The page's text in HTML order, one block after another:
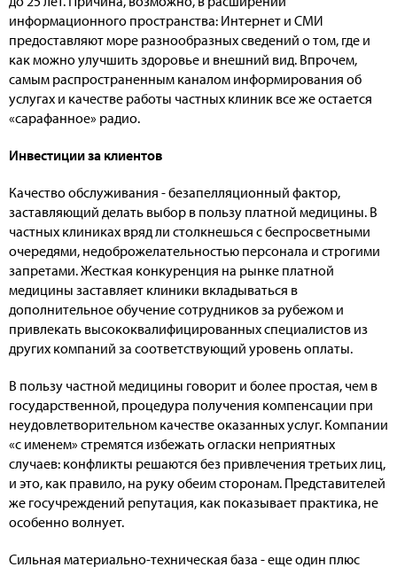
информационного пространства: Интернет и СМИ
предоставляют море разнообразных сведений о том, где и
как можно улучшить здоровье и внешний вид. Впрочем,
самым распространенным каналом информирования об
услугах и качестве работы частных клиник все же остается
«сарафанное» радио.
Инвестиции за клиентов
Качество обслуживания - безапелляционный фактор,
заставляющий делать выбор в пользу платной медицины. В
частных клиниках вряд ли столкнешься с беспросветными
очередями, недоброжелательностью персонала и строгими
запретами. Жесткая конкуренция на рынке платной
медицины заставляет клиники вкладываться в
дополнительное обучение сотрудников за рубежом и
привлекать высококвалифицированных специалистов из
других компаний за соответствующий уровень оплаты.
В пользу частной медицины говорит и более простая, чем в
государственной, процедура получения компенсации при
неудовлетворительном качестве оказанных услуг. Компании
«с именем» стремятся избежать огласки неприятных
случаев: конфликты решаются без привлечения третьих лиц,
и это, как правило, на руку обеим сторонам. Представителей
же госучреждений репутация, как показывает практика, не
особенно волнует.
Сильная материально-техническая база - еще один плюс